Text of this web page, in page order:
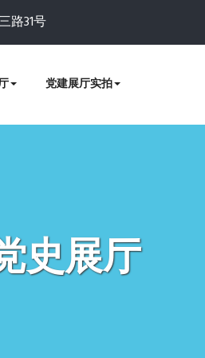
路31号
党建展厅实拍
史展厅